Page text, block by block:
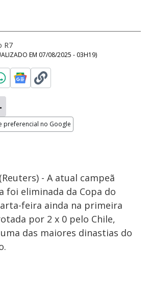
R7
EM 07/08/2025 - 03H19)
preferencial no Google
(Reuters) - A atual campeã
foi eliminada da Copa do
feira ainda na primeira
por 2 x 0 pelo Chile,
das maiores dinastias do